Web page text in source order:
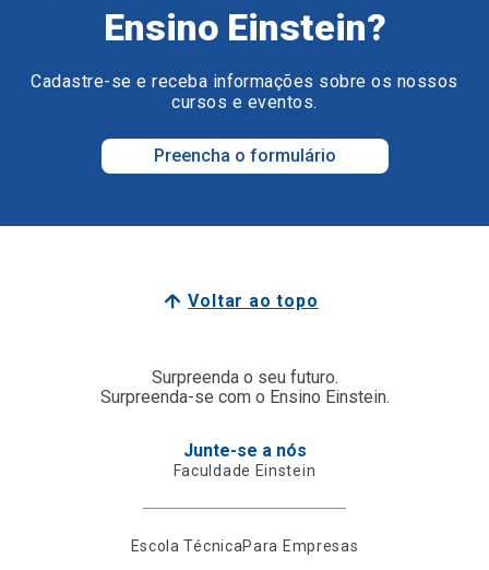
Ensino Einstein?
Cadastre-se e receba informações sobre os nossos
cursos e eventos.
Preencha o formulário
Voltar ao topo
Surpreenda o seu futuro.
Surpreenda-se com o Ensino Einstein.
Junte-se a nós
Faculdade Einstein
Escola TécnicaPara Empresas